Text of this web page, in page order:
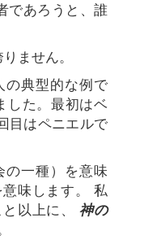
であろうと、誰
ません。
典型的な例で
した。最初はベ
目はペニエルで
一種）を意味
味します。 私
と以上に、神の